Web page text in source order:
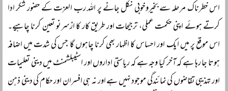
اس خطرناک مرحلہ سے بخیروخوبی نکل جانے پر اللہ رب العزت کے حضور شکر ادا
کرتے ہوئے اپنی حکمت عملی، ترجیحات اور طریق کار کا ازسرنو تعین کرنا چاہیے۔
اس موقع پر میں ایک اور احساس کا اظہار بھی کرنا چاہوں گا جس کی شدت میں اضافہ
ہوتا جا رہا ہے کہ آخر کیا وجہ ہے کہ ریاستی اداروں اور اسٹیبلشمنٹ میں دینی تعلیمات
اور تہذیبی تقاضوں کی نمائندگی موجود نہیں ہے اور نہ ہی افسران اور حکام کی دینی ذہن